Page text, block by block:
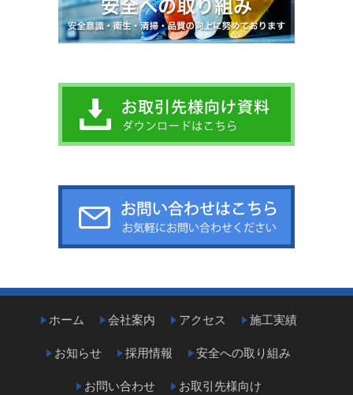
ホーム 会社案内 アクセス 施工実績
お知らせ 採用情報 安全への取り組み
お問い合わせ お取引先様向け